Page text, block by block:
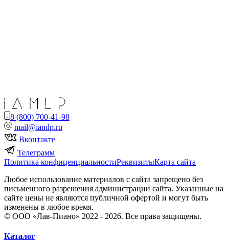
8 (800) 700-41-98
mail@iamlp.ru
Вконтакте
Телеграмм
Политика конфиценциальностиРеквизитыКарта сайта
Любое использование материалов с сайта запрещено без
письменного разрешения администрации сайта. Указанные на
сайте цены не являются публичной офертой и могут быть
изменены в любое время.
© ООО «Лав-Пиано» 2022 - 2026. Все права защищены.
Каталог